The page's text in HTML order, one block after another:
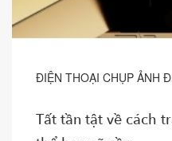
ĐIỆN THOẠI CHỤP ẢNH
Tất tần tật về cách